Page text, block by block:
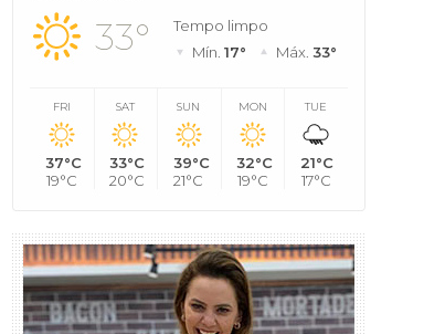
33°
Tempo limpo
Mín. 17° Máx. 33°
FRI
37°C
19°C
SAT
33°C
20°C
SUN
39°C
21°C
MON
32°C
19°C
TUE
21°C
17°C